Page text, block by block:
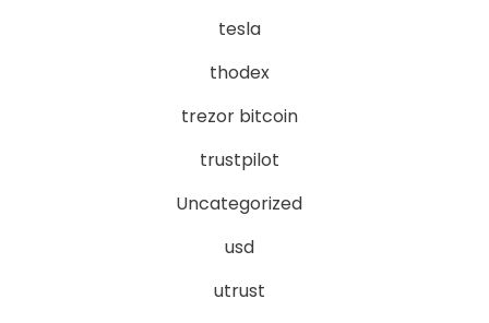
tesla
thodex
trezor bitcoin
trustpilot
Uncategorized
usd
utrust